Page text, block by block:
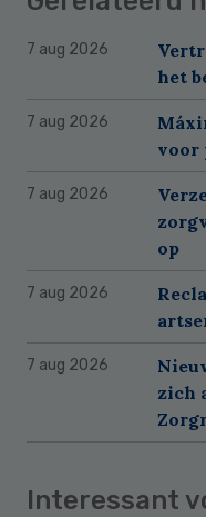
7 aug 2026
het
7 aug 2026
voor
7 aug 2026
op
7 aug 2026
7 aug 2026
zich
Interessant